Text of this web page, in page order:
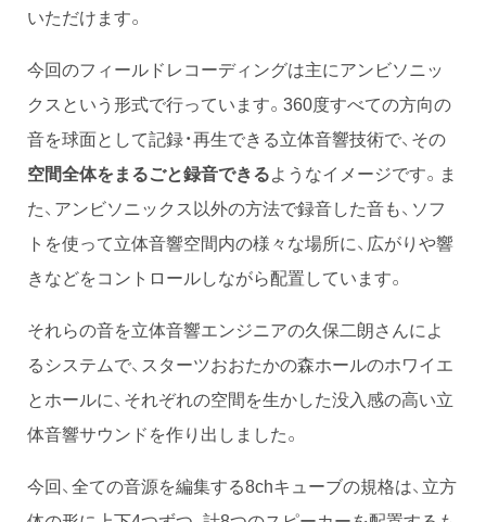
いただけます。
今回のフィールドレコーディングは主にアンビソニッ
クスという形式で行っています。360度すべての方向の
音を球面として記録・再生できる立体音響技術で、その
空間全体をまるごと録音できるようなイメージです。ま
た、アンビソニックス以外の方法で録音した音も、ソフ
トを使って立体音響空間内の様々な場所に、広がりや響
きなどをコントロールしながら配置しています。
それらの音を立体音響エンジニアの久保二朗さんによ
るシステムで、スターツおおたかの森ホールのホワイエ
とホールに、それぞれの空間を生かした没入感の高い立
体音響サウンドを作り出しました。
今回、全ての音源を編集する8chキューブの規格は、立方